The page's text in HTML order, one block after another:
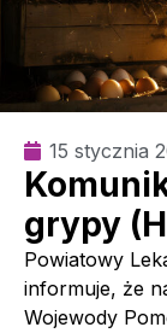
15 stycznia
grypy
Powiatowy
informuje, że
Wojewody